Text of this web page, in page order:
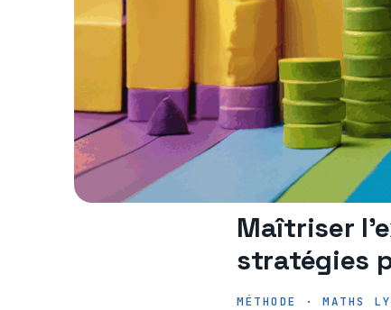
Maîtriser
stratégies
MÉTHODE · MATHS